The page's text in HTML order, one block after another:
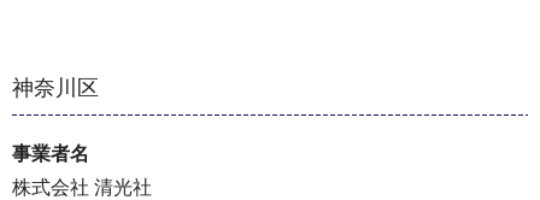
神奈川区
事業者名
株式会社 清光社